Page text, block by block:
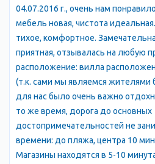
04.07.2016 г., очень нам
мебель новая, чистота
тихое, комфортное.
приятная, отзывалась на любую
расположение: вилла
(т.к. сами мы являемся жителями
для нас было очень важно
то же время, дорога до основных
достопримечательностей не
времени: до пляжа, центра 10
Магазины находятся в 5-10